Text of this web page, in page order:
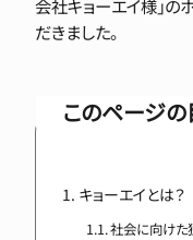
会社キョーエイ様」の
だきました。
このページ
キョーエイとは？
社会に向けた